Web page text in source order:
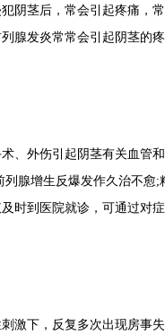
阴茎后，常会引起疼痛，
腺发炎常常会引起阴茎的
外伤引起阴茎有关血管
腺增生反爆发作久治不愈
时到医院就诊，可通过对
下，反复多次出现房事